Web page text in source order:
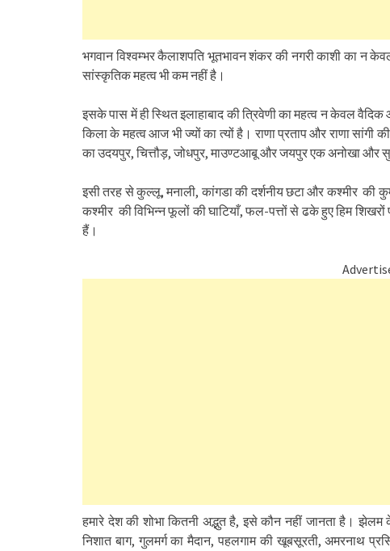
भगवान विश्वम्भर कैलाशपति भूतभावन शंकर की नगरी काशी का न
सांस्कृतिक महत्व भी कम नहीं है।
इसके पास में ही स्थित इलाहाबाद की त्रिवेणी का महत्व न केवल
किला के महत्व आज भी ज्यों का त्यों है। राणा प्रताप और राणा सांगी
का उदयपुर, चित्तौड़, जोधपुर, माउण्टआबू और जयपुर एक अनोखा और
इसी तरह से कुल्लू, मनाली, कांगडा की दर्शनीय छटा और कश्मीर
कश्मीर की विभिन्न फूलों की घाटियाँ, फल-पत्तों से ढके हुए हिम
हैं।
हमारे देश की शोभा कितनी अद्भुत है, इसे कौन नहीं जानता है।
निशात बाग, गुलमर्ग का मैदान, पहलगाम की खूबसूरती, अमरनाथ